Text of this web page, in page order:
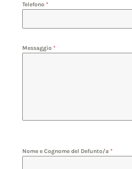
Telefono *
Messaggio *
Nome e Cognome del Defunto/a *